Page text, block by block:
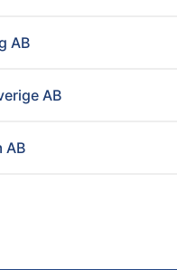
AB
AB
AB